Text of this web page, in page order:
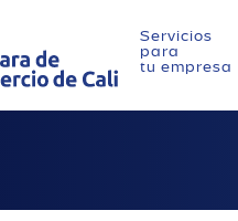
Servicios
para
tu empresa